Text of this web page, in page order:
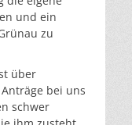
und ein
zu
über
bei uns
schwer